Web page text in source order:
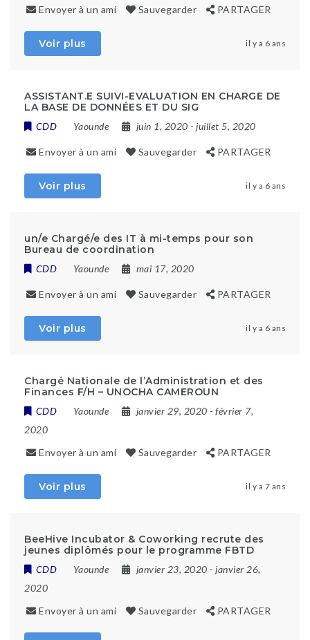
Envoyer à un ami Sauvegarder PARTAGER
Voir plus il y a 6 ans
ASSISTANT.E SUIVI-EVALUATION EN CHARGE DE
LA BASE DE DONNÉES ET DU SIG
CDD Yaounde juin 1, 2020 - juillet 5, 2020
Envoyer à un ami Sauvegarder PARTAGER
Voir plus il y a 6 ans
un/e Chargé/e des IT à mi-temps pour son
Bureau de coordination
CDD Yaounde mai 17, 2020
Envoyer à un ami Sauvegarder PARTAGER
Voir plus il y a 6 ans
Chargé Nationale de l’Administration et des
Finances F/H – UNOCHA CAMEROUN
CDD Yaounde janvier 29, 2020 - février 7,
2020
Envoyer à un ami
Sauvegarder PARTAGER
Voir plus il y a 7 ans
BeeHive Incubator & Coworking recrute des
jeunes diplômés pour le programme FBTD
CDD Yaounde janvier 23, 2020 - janvier 26,
2020
Envoyer à un ami
Sauvegarder PARTAGER